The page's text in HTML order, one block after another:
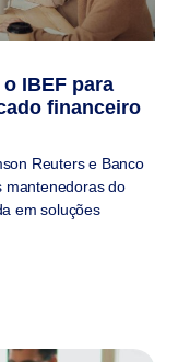
IBEF para
financeiro
Reuters e Banco
mantenedoras do
em soluções